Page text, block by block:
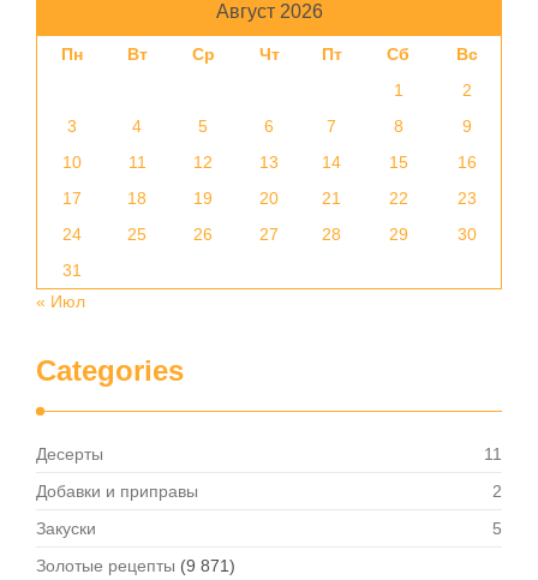
Август 2026
Пн Вт Ср Чт Пт Сб
Вс
1
2
3
4 5 6 7 8
9
10
11 12 13 14 15
16
17
18 19 20 21 22
23
24
25 26 27 28 29
30
31
« Июл
Categories
Десерты
11
Добавки и приправы
2
Закуски
5
Золотые рецепты (9 871)